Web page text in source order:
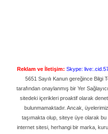
Reklam ve İletişim: Skype:
5651 Sayılı Kanun gereğince Bilgi
tarafından onaylanmış bir Yer
sitedeki içerikleri proaktif olarak
bulunmamaktadır. Ancak,
taşımakta olup, siteye üye olarak
internet sitesi, herhangi bir marka,